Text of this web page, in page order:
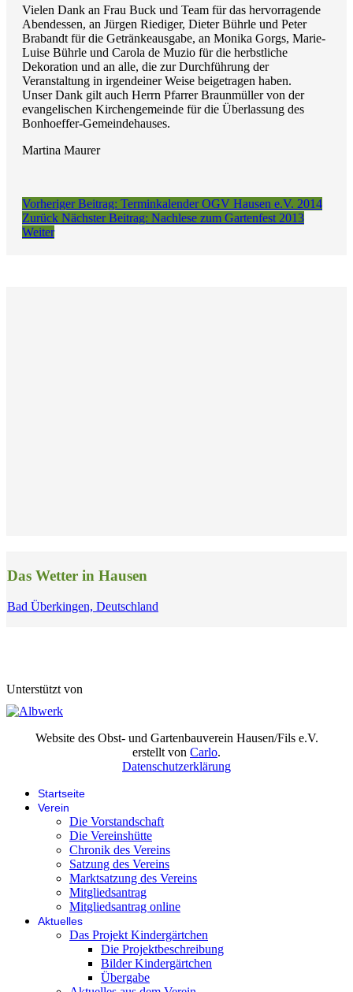
Vielen Dank an Frau Buck und Team für das hervorragende
Abendessen, an Jürgen Riediger, Dieter Bührle und Peter
Brabandt für die Getränkeausgabe, an Monika Gorgs, Marie-
Luise Bührle und Carola de Muzio für die herbstliche
Dekoration und an alle, die zur Durchführung der
Veranstaltung in irgendeiner Weise beigetragen haben.
Unser Dank gilt auch Herrn Pfarrer Braunmüller von der
evangelischen Kirchengemeinde für die Überlassung des
Bonhoeffer-Gemeindehauses.
Martina Maurer
Vorheriger Beitrag: Terminkalender OGV Hausen e.V. 2014
Zurück Nächster Beitrag: Nachlese zum Gartenfest 2013
Weiter
Das Wetter in Hausen
Bad Überkingen, Deutschland
Unterstützt von
Website des Obst- und Gartenbauverein Hausen/Fils e.V.
erstellt von Carlo.
Datenschutzerklärung
Startseite
Verein
Die Vorstandschaft
Die Vereinshütte
Chronik des Vereins
Satzung des Vereins
Marktsatzung des Vereins
Mitgliedsantrag
Mitgliedsantrag online
Aktuelles
Das Projekt Kindergärtchen
Die Projektbeschreibung
Bilder Kindergärtchen
Übergabe